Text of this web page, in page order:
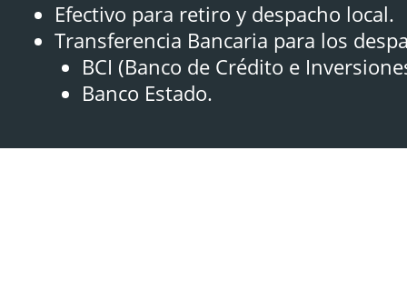
Efectivo para retiro y despacho local.
Transferencia Bancaria para los
BCI (Banco de Crédito e
Banco Estado.